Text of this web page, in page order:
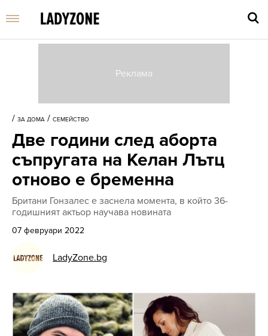
/ ЗА ДОМА / СЕМЕЙСТВО
Две години след аборта
съпругата на Келан Лътц
отново е бременна
Британи Гонзалес е заснела момента, в който 36-
годишният актьор научава новината
07 февруари 2022
LadyZone.bg